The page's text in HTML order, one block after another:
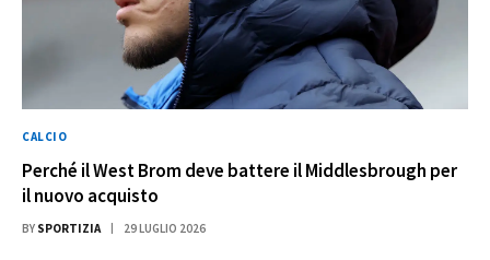
CALCIO
Perché il West Brom deve battere il Middlesbrough per
il nuovo acquisto
BY SPORTIZIA 29 LUGLIO 2026